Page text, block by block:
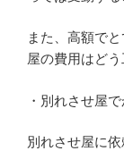
また、高額で
屋の費用はど
・別れさせ屋
別れさせ屋に